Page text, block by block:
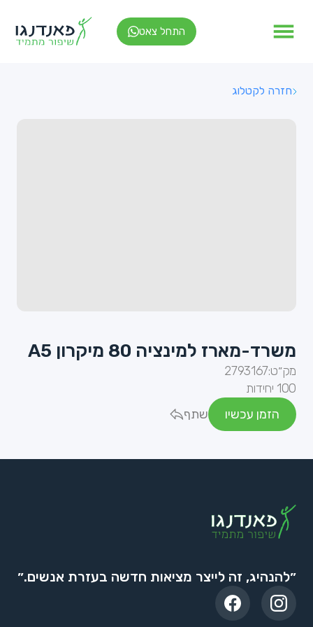
התחל צאט
חזרה לקטלוג
משרד-מארז למינציה 80 מיקרון A5
מק״ט:2793167
100 יחידות
הזמן עכשיו
שתף
״להנהיג, זה לייצר מציאות חדשה בעזרת אנשים.״